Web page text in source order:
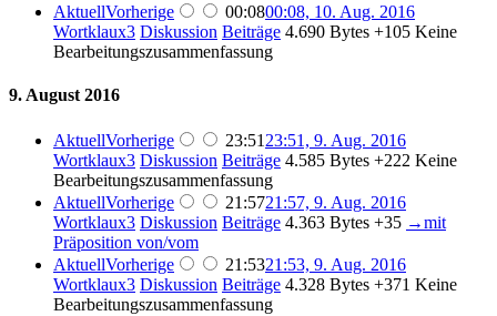
AktuellVorherige 00:0800:08, 10. Aug. 2016
Wortklaux3 Diskussion Beiträge 4.690 Bytes +105 Keine
Bearbeitungszusammenfassung
9. August 2016
AktuellVorherige 23:5123:51, 9. Aug. 2016
Wortklaux3 Diskussion Beiträge 4.585 Bytes +222 Keine
Bearbeitungszusammenfassung
AktuellVorherige 21:5721:57, 9. Aug. 2016
Wortklaux3 Diskussion Beiträge 4.363 Bytes +35 →mit
Präposition von/vom
AktuellVorherige 21:5321:53, 9. Aug. 2016
Wortklaux3 Diskussion Beiträge 4.328 Bytes +371 Keine
Bearbeitungszusammenfassung